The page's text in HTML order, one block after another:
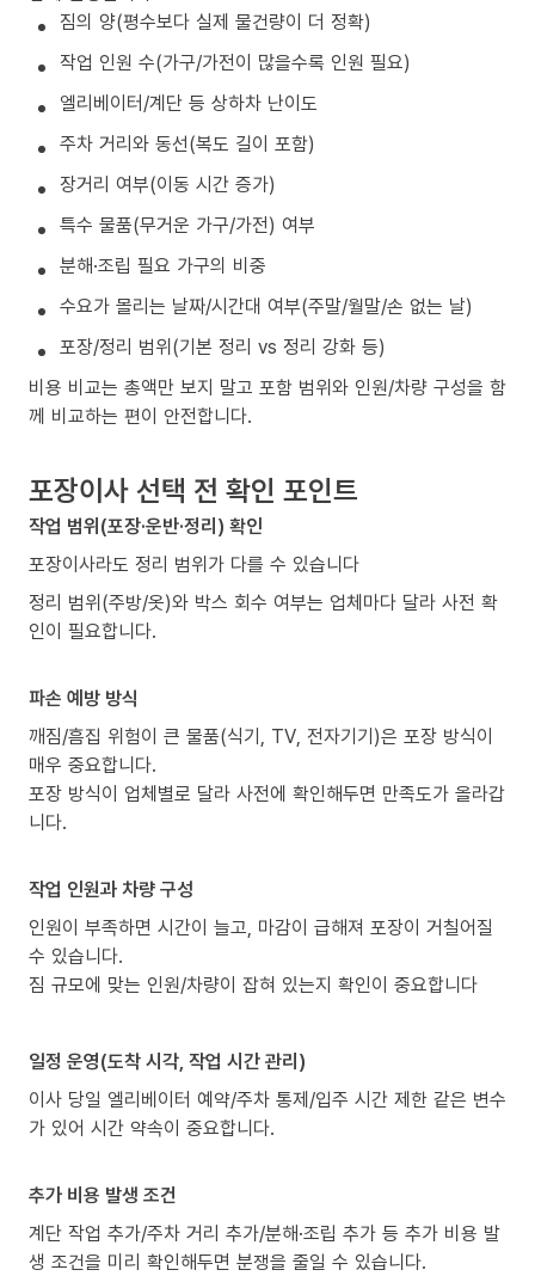
짐의 양(평수보다 실제 물건량이 더 정확)
작업 인원 수(가구/가전이 많을수록 인원 필요)
엘리베이터/계단 등 상하차 난이도
주차 거리와 동선(복도 길이 포함)
장거리 여부(이동 시간 증가)
특수 물품(무거운 가구/가전) 여부
분해·조립 필요 가구의 비중
수요가 몰리는 날짜/시간대 여부(주말/월말/손 없는 날)
포장/정리 범위(기본 정리 vs 정리 강화 등)
비용 비교는 총액만 보지 말고 포함 범위와 인원/차량 구성을 함
께 비교하는 편이 안전합니다.
포장이사 선택 전 확인 포인트
작업 범위(포장·운반·정리) 확인
포장이사라도 정리 범위가 다를 수 있습니다
정리 범위(주방/옷)와 박스 회수 여부는 업체마다 달라 사전 확
인이 필요합니다.
파손 예방 방식
깨짐/흠집 위험이 큰 물품(식기, TV, 전자기기)은 포장 방식이
매우 중요합니다.
포장 방식이 업체별로 달라 사전에 확인해두면 만족도가 올라갑
니다.
작업 인원과 차량 구성
인원이 부족하면 시간이 늘고, 마감이 급해져 포장이 거칠어질
수 있습니다.
짐 규모에 맞는 인원/차량이 잡혀 있는지 확인이 중요합니다
일정 운영(도착 시각, 작업 시간 관리)
이사 당일 엘리베이터 예약/주차 통제/입주 시간 제한 같은 변수
가 있어 시간 약속이 중요합니다.
추가 비용 발생 조건
계단 작업 추가/주차 거리 추가/분해·조립 추가 등 추가 비용 발
생 조건을 미리 확인해두면 분쟁을 줄일 수 있습니다.